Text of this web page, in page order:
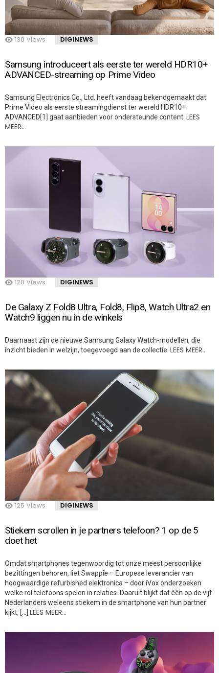
130 Views DIGINEWS
Samsung introduceert als eerste ter wereld HDR10+
ADVANCED-streaming op Prime Video
Samsung Electronics Co., Ltd. heeft vandaag bekendgemaakt dat
Prime Video als eerste streamingdienst ter wereld HDR10+
ADVANCED[1] gaat aanbieden voor ondersteunde content. LEES
MEER…
120 Views DIGINEWS
De Galaxy Z Fold8 Ultra, Fold8, Flip8, Watch Ultra2 en
Watch9 liggen nu in de winkels
Daarnaast zijn de nieuwe Samsung Galaxy Watch-modellen, die
inzicht bieden in welzijn, toegevoegd aan de collectie. LEES MEER…
125 Views DIGINEWS
Stiekem scrollen in je partners telefoon? 1 op de 5
doet het
Omdat smartphones tegenwoordig tot onze meest persoonlijke
bezittingen behoren, liet Swappie – Europese leverancier van
hoogwaardige refurbished elektronica – door iVox onderzoeken
welke rol telefoons spelen in relaties. Daaruit blijkt dat één op de vijf
Nederlanders weleens stiekem in de smartphone van hun partner
kijkt, […] LEES MEER…